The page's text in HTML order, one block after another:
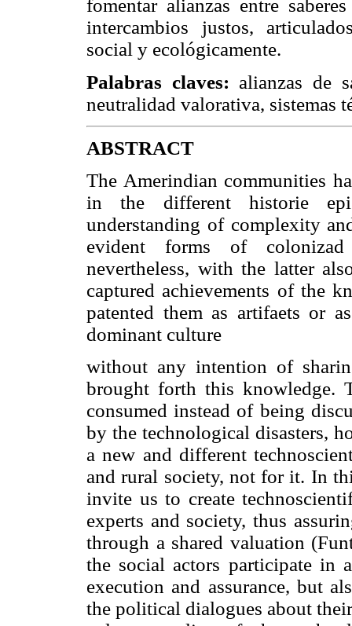
fomentar alianzas entre
intercambios justos,
social y ecológicamente.
Palabras claves: alianzas de
neutralidad valorativa, sistemas
ABSTRACT
The Amerindian communities
in the different historie
understanding of complexity
evident forms of
nevertheless, with the latter
captured achievements of the
patented them as artifaets or
dominant culture
without any intention of
brought forth this knowledge.
consumed instead of being
by the technological disasters,
a new and different
and rural society, not for it. In
invite us to create
experts and society, thus
through a shared valuation
the social actors participate in
execution and assurance, but
the political dialogues about